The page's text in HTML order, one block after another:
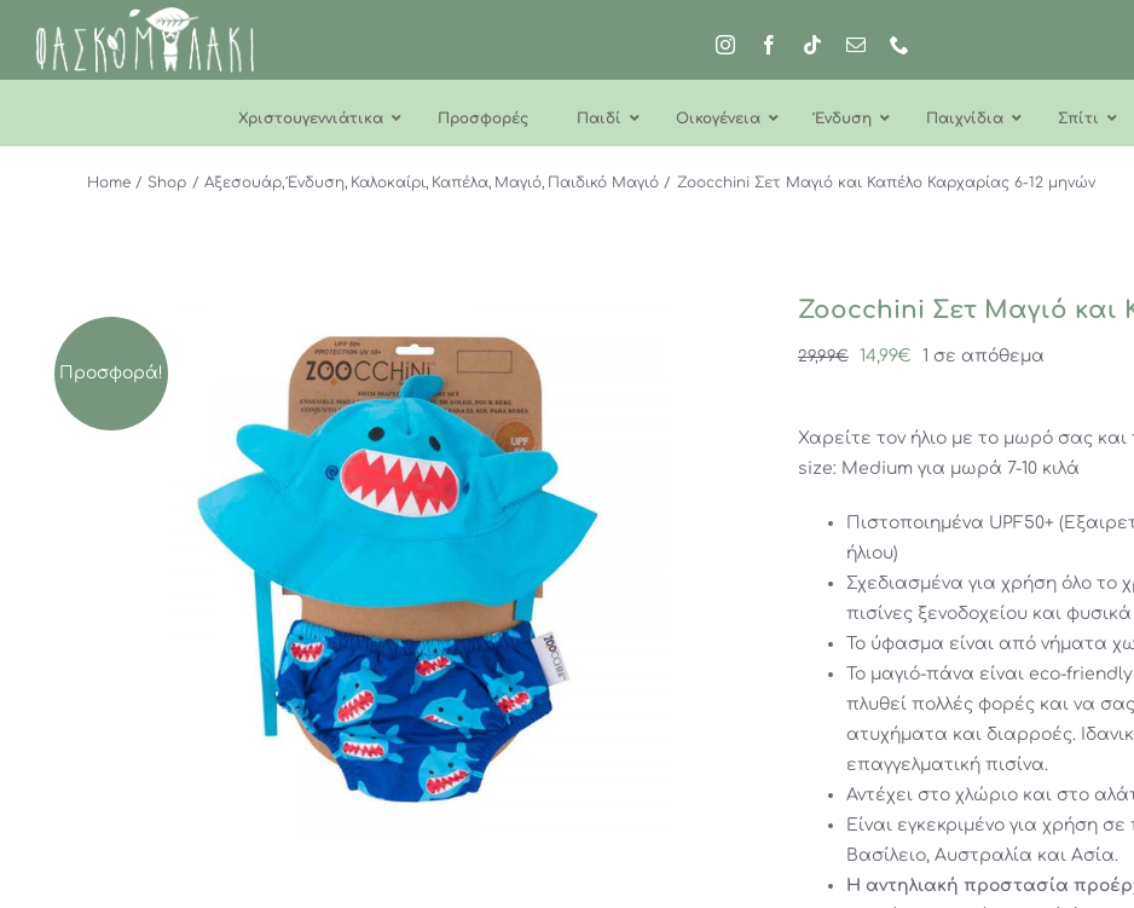
περιεχόμενο
Χριστουγεννιάτικα Προσφορές Παιδί Οικογένεια Ένδυση Παιχνίδια Σπίτι
Home Shop Αξεσουάρ Ένδυση Καλοκαίρι Καπέλα Μαγιό Παιδικό Μαγιό Zoocchini Σετ Μαγιό και Καπέλο Καρχαρίας 6-12 μηνών
Προσφορά!
Zoocchini Σετ Μαγιό και
29,99€
Original
29,99€.
14,99€ Η
είναι:
14,99€.
1 σε απόθεμα
Χαρείτε τον ήλιο με το μωρό σας
size: Medium για μωρά 7-10 κιλά
Πιστοποιημένα UPF50+
ήλιου)
Σχεδιασμένα για χρήση όλο το
πισίνες ξενοδοχείου και
Το ύφασμα είναι από νήματα
Το μαγιό-πάνα είναι eco-
πλυθεί πολλές φορές και να
ατυχήματα και διαρροές.
επαγγελματική πισίνα.
Αντέχει στο χλώριο και στο
Είναι εγκεκριμένο για χρήση
Βασίλειο, Αυστραλία και Ασία.
Η αντηλιακή προστασία